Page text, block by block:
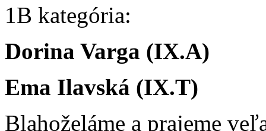
1B kategória:
Dorina Varga (IX.A)
Ema Ilavská (IX.T)
Blahoželáme a prajeme